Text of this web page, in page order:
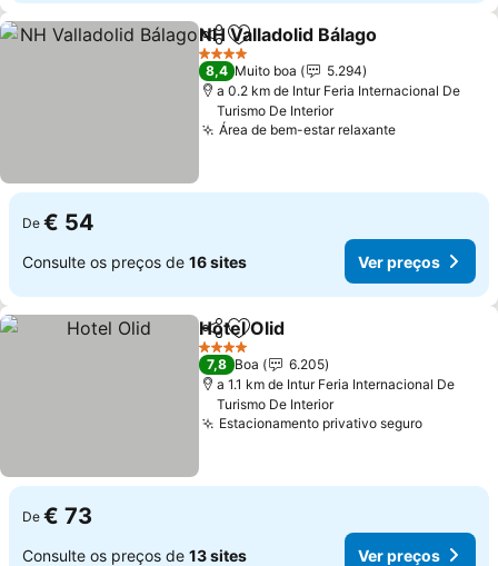
PartilharAdicionar aos favoritos
NH Valladolid Bálago
4 Estrelas
8,4 Muito boa
5.294
a 0.2 km de Intur Feria Internacional De
Turismo De Interior
Área de bem-estar relaxante
De € 54
Consulte os preços de 16 sites Ver preços
PartilharAdicionar aos favoritos
Hotel Olid
4 Estrelas
7,8 Boa
6.205
a 1.1 km de Intur Feria Internacional De
Turismo De Interior
Estacionamento privativo seguro
De € 73
Consulte os preços de 13 sites Ver preços